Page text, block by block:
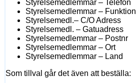
Styrelsemedlemmar – Telefon
Styrelsemedlemmar – Funktion
Styrelsemedl.– C/O Adress
Styrelsemedl. – Gatuadress
Styrelsemedlemmar – Postnr
Styrelsemedlemmar – Ort
Styrelsemedlemmar – Land
Som tillval går det även att beställa: